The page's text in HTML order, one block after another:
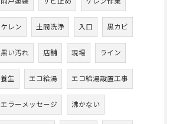
ケレン 土間洗浄 入口 黒カビ
黒い汚れ 店舗 現場 ライン
養生 エコ給湯 エコ給湯設置工事
エラーメッセージ 沸かない